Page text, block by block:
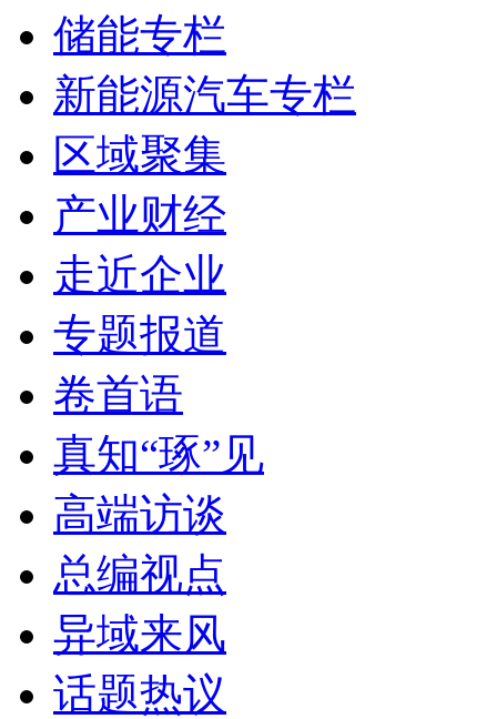
储能专栏
新能源汽车专栏
区域聚集
产业财经
走近企业
专题报道
卷首语
真知“琢”见
高端访谈
总编视点
异域来风
话题热议